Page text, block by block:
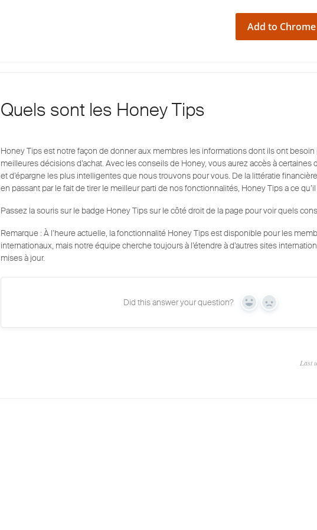
Add to
Quels sont les Honey Tips
Honey Tips est notre façon de donner aux membres les informations dont ils ont
meilleures décisions d’achat. Avec les conseils de Honey, vous aurez accès à certaines
et d’épargne les plus intelligentes que nous trouvons pour vous. De la littératie
en passant par le fait de tirer le meilleur parti de nos fonctionnalités, Honey Tips a ce
Passez la souris sur le badge Honey Tips sur le côté droit de la page pour voir quels
Remarque : À l’heure actuelle, la fonctionnalité Honey Tips est disponible pour les
internationaux, mais notre équipe cherche toujours à l’étendre à d’autres sites
mises à jour.
Did this answer your question? Yes No
Last